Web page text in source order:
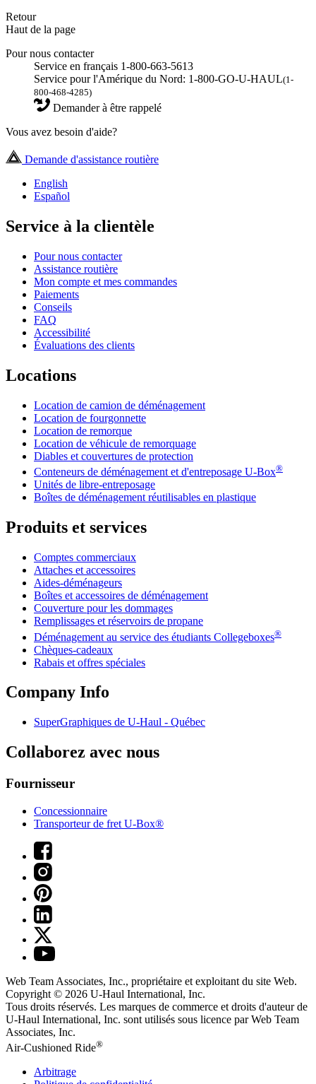
Retour
Haut de la page
Pour nous contacter
Service en français 1-800-663-5613
Service pour l'Amérique du Nord: 1-800-GO-U-HAUL(1-
800-468-4285)
Demander à être rappelé
Vous avez besoin d'aide?
Demande d'assistance routière
English
Español
Service à la clientèle
Pour nous contacter
Assistance routière
Mon compte et mes commandes
Paiements
Conseils
FAQ
Accessibilité
Évaluations des clients
Locations
Location de camion de déménagement
Location de fourgonnette
Location de remorque
Location de véhicule de remorquage
Diables et couvertures de protection
Conteneurs de déménagement et d'entreposage U-Box®
Unités de libre-entreposage
Boîtes de déménagement réutilisables en plastique
Produits et services
Comptes commerciaux
Attaches et accessoires
Aides-déménageurs
Boîtes et accessoires de déménagement
Couverture pour les dommages
Remplissages et réservoirs de propane
Déménagement au service des étudiants Collegeboxes®
Chèques-cadeaux
Rabais et offres spéciales
Company Info
SuperGraphiques de U-Haul - Québec
Collaborez avec nous
Fournisseur
Concessionnaire
Transporteur de fret U-Box®
Web Team Associates, Inc., propriétaire et exploitant du site Web.
Copyright © 2026 U-Haul International, Inc.
Tous droits réservés. Les marques de commerce et droits d'auteur de
U-Haul International, Inc. sont utilisés sous licence par Web Team
Associates, Inc.
Air-Cushioned Ride®
Arbitrage